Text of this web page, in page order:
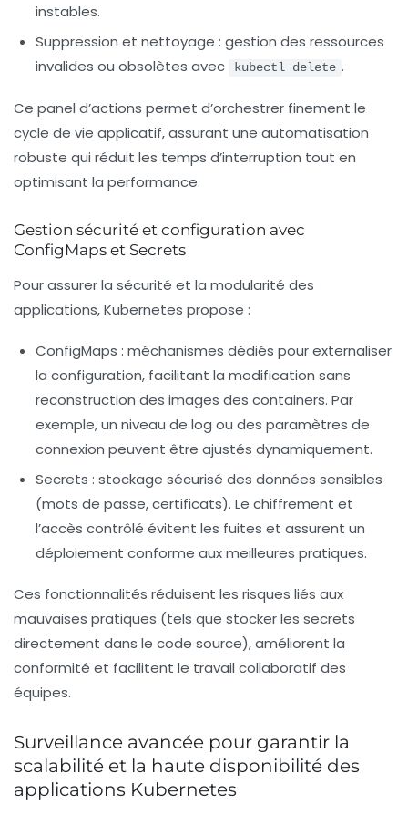
instables.
Suppression et nettoyage : gestion des ressources
invalides ou obsolètes avec
kubectl delete .
Ce panel d’actions permet d’orchestrer finement le
cycle de vie applicatif, assurant une automatisation
robuste qui réduit les temps d’interruption tout en
optimisant la performance.
Gestion sécurité et configuration avec
ConfigMaps et Secrets
Pour assurer la sécurité et la modularité des
applications, Kubernetes propose :
ConfigMaps : méchanismes dédiés pour externaliser
la configuration, facilitant la modification sans
reconstruction des images des containers. Par
exemple, un niveau de log ou des paramètres de
connexion peuvent être ajustés dynamiquement.
Secrets : stockage sécurisé des données sensibles
(mots de passe, certificats). Le chiffrement et
l’accès contrôlé évitent les fuites et assurent un
déploiement conforme aux meilleures pratiques.
Ces fonctionnalités réduisent les risques liés aux
mauvaises pratiques (tels que stocker les secrets
directement dans le code source), améliorent la
conformité et facilitent le travail collaboratif des
équipes.
Surveillance avancée pour garantir la
scalabilité et la haute disponibilité des
applications Kubernetes